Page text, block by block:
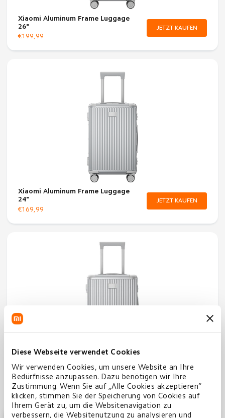
Diese Webseite verwendet Cookies
Wir verwenden Cookies, um unsere Website an Ihre
Bedürfnisse anzupassen. Dazu benötigen wir Ihre
Zustimmung. Wenn Sie auf „Alle Cookies akzeptieren“
klicken, stimmen Sie der Speicherung von Cookies auf
Ihrem Gerät zu, um die Websitenavigation zu
verbessern, die Websitenutzung zu analysieren und
Xiaomi Aluminum Frame Luggage
26"
€199,99
JETZT KAUFEN
Xiaomi Aluminum Frame Luggage
24"
€169,99
JETZT KAUFEN
Xiaomi Aluminum Frame Luggage
20"
€149,99
JETZT KAUFEN